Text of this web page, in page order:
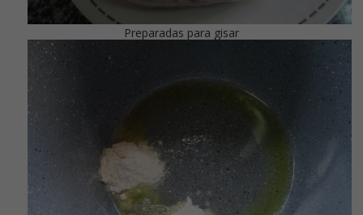
Preparadas para gisar